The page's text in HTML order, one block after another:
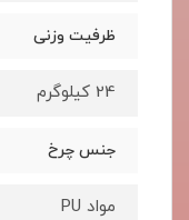
ظرفیت وزنی
24 کیلوگرم
جنس چرخ
مواد PU